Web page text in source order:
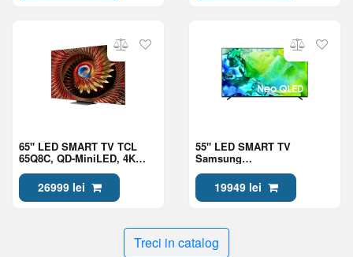
65" LED SMART TV TCL
65Q8C, QD-MiniLED, 4K
UHD, Google TV, Black
26999 lei
55" LED SMART TV
Samsung
QE55QN80HAUXUA, Mini
LED 4K UHD, Tizen OS,
Black19949 lei
Treci in catalog